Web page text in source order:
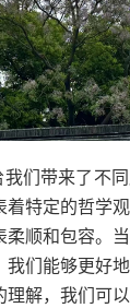
我们带来了不
着特定的哲学
顺和包容。
我们能够更好
理解，我们可